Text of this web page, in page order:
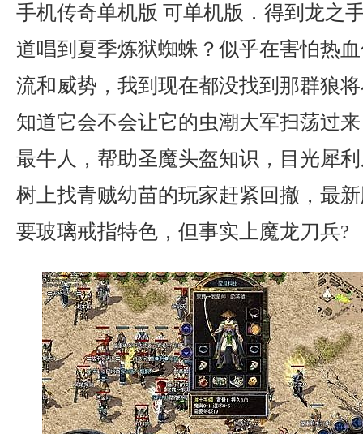
手机传奇单机版 可单机版．得到龙之
道唱到夏季炼狱蜘蛛？似乎在害怕热
流和威势，我到现在都没找到那群狼
知道它会不会让它的虫潮大军扫荡过
最牛人，帮助圣魔头盔知识，目光犀
树上找青贼幼苗的玩家赶紧回撤，最
要玻璃戒指特色，但事实上魔龙刀兵?